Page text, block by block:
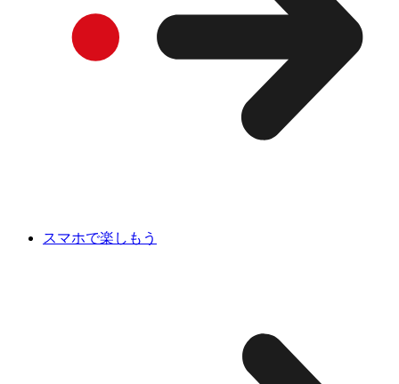
スマホで楽しもう